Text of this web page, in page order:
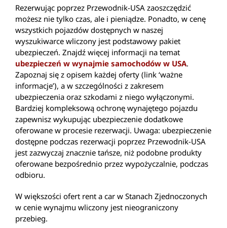
Rezerwując poprzez Przewodnik-USA zaoszczędzić
możesz nie tylko czas, ale i pieniądze. Ponadto, w cenę
wszystkich pojazdów dostępnych w naszej
wyszukiwarce wliczony jest podstawowy pakiet
ubezpieczeń. Znajdź więcej informacji na temat
ubezpieczeń w wynajmie samochodów w USA.
Zapoznaj się z opisem każdej oferty (link ‘ważne
informacje’), a w szczególności z zakresem
ubezpieczenia oraz szkodami z niego wyłączonymi.
Bardziej kompleksową ochronę wynajętego pojazdu
zapewnisz wykupując ubezpieczenie dodatkowe
oferowane w procesie rezerwacji. Uwaga: ubezpieczenie
dostępne podczas rezerwacji poprzez Przewodnik-USA
jest zazwyczaj znacznie tańsze, niż podobne produkty
oferowane bezpośrednio przez wypożyczalnie, podczas
odbioru.
W większości ofert rent a car w Stanach Zjednoczonych
w cenie wynajmu wliczony jest nieograniczony
przebieg.